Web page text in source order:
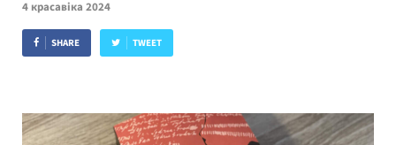
4 красавіка 2024
SHARE TWEET